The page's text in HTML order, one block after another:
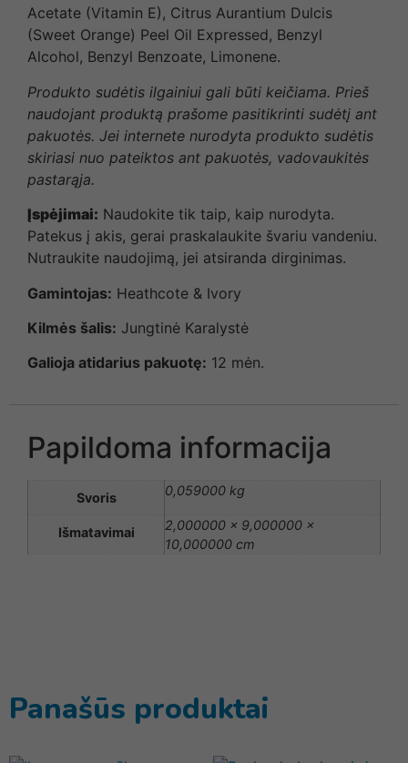
Acetate (Vitamin E), Citrus Aurantium Dulcis
(Sweet Orange) Peel Oil Expressed, Benzyl
Alcohol, Benzyl Benzoate, Limonene.
Produkto sudėtis ilgainiui gali būti keičiama. Prieš
naudojant produktą prašome pasitikrinti sudėtį ant
pakuotės. Jei internete nurodyta produkto sudėtis
skiriasi nuo pateiktos ant pakuotės, vadovaukitės
pastarąja.
Įspėjimai: Naudokite tik taip, kaip nurodyta.
Patekus į akis, gerai praskalaukite švariu vandeniu.
Nutraukite naudojimą, jei atsiranda dirginimas.
Gamintojas: Heathcote & Ivory
Kilmės šalis: Jungtinė Karalystė
Galioja atidarius pakuotę: 12 mėn.
Papildoma informacija
Svoris 0,059000 kg
Išmatavimai
2,000000 × 9,000000 ×
10,000000 cm
Panašūs produktai